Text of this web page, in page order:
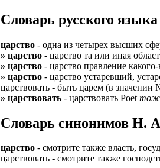
Словарь русского
царство - одна из четырех высших
» царство - царство та или иная
» царство - царство правление
» царство - царство устаревший,
царствовать - быть царем (в значении
» царствовать - царствовать Poet
Cловарь синонимов Н.
царство - смотрите также власть,
царствовать - смотрите также